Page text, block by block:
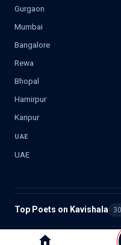
Gurgaon
Mumbai
Bangalore
Rewa
Bhopal
Hamirpur
Kanpur
UAE
UAE
Top Poets on Kavishala